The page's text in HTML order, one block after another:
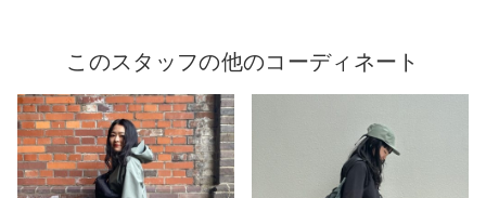
このスタッフの他のコーディネート